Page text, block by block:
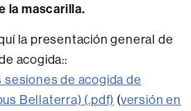
la mascarilla.
la presentación general de
acogida::
de acogida de
Bellaterra) (.pdf) (versión en